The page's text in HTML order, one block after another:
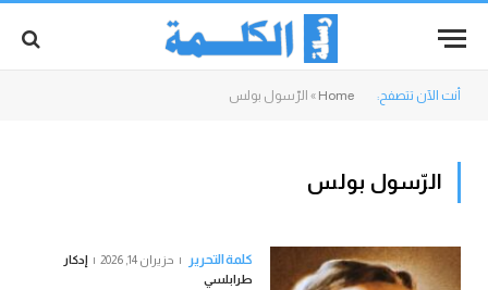
أنت الآن تتصفح: Home
» الرّسول بولس
الرّسول بولس
كلمة التحرير حزيران 14, 2026
إدكار
طرابلسي